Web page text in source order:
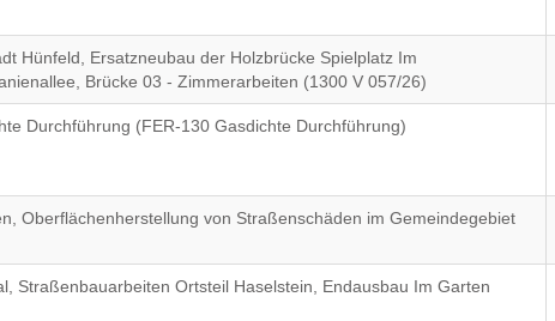
Hünfeld, Ersatzneubau der Holzbrücke Spielplatz Im
Brücke 03 - Zimmerarbeiten (1300 V 057/26)
Durchführung (FER-130 Gasdichte Durchführung)
Oberflächenherstellung von Straßenschäden im Gemeindegebiet
Straßenbauarbeiten Ortsteil Haselstein, Endausbau Im Garten